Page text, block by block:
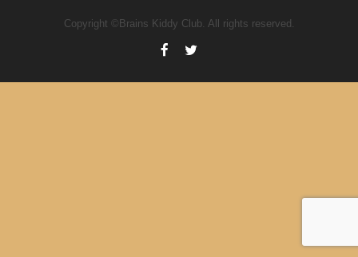
Copyright ©Brains Kiddy Club. All rights reserved.